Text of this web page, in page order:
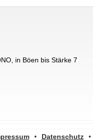
in Böen bis Stärke 7
• Datenschutz •